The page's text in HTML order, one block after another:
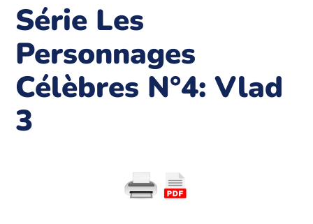
Série Les
Personnages
Célèbres N°4: Vlad
3